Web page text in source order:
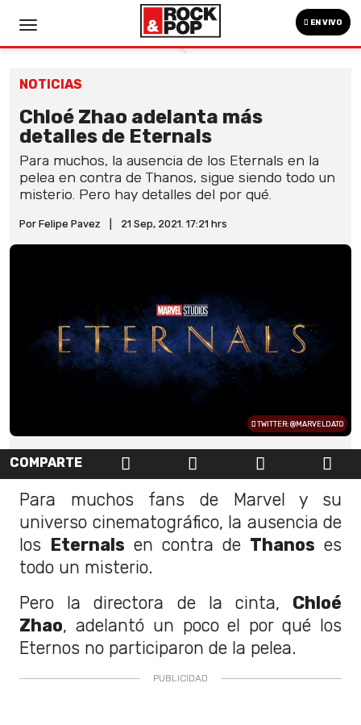
EN VIVO
NOTICIAS
Chloé Zhao adelanta más
detalles de Eternals
Para muchos, la ausencia de los Eternals en la
pelea en contra de Thanos, sigue siendo todo un
misterio. Pero hay detalles del por qué.
Por Felipe Pavez 21 Sep, 2021. 17:21 hrs
TWITTER: @MARVELDATO
COMPARTE
Para muchos fans de Marvel y su
universo cinematográfico, la ausencia de
los Eternals en contra de Thanos es
todo un misterio.
Pero la directora de la cinta, Chloé
Zhao, adelantó un poco el por qué los
Eternos no participaron de la pelea.